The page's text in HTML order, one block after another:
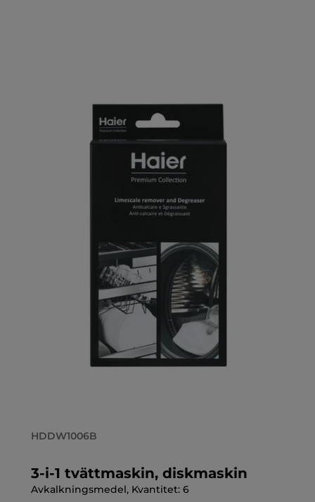
HDDW1006B
3-i-1 tvättmaskin, diskmaskin
Avkalkningsmedel, Kvantitet: 6